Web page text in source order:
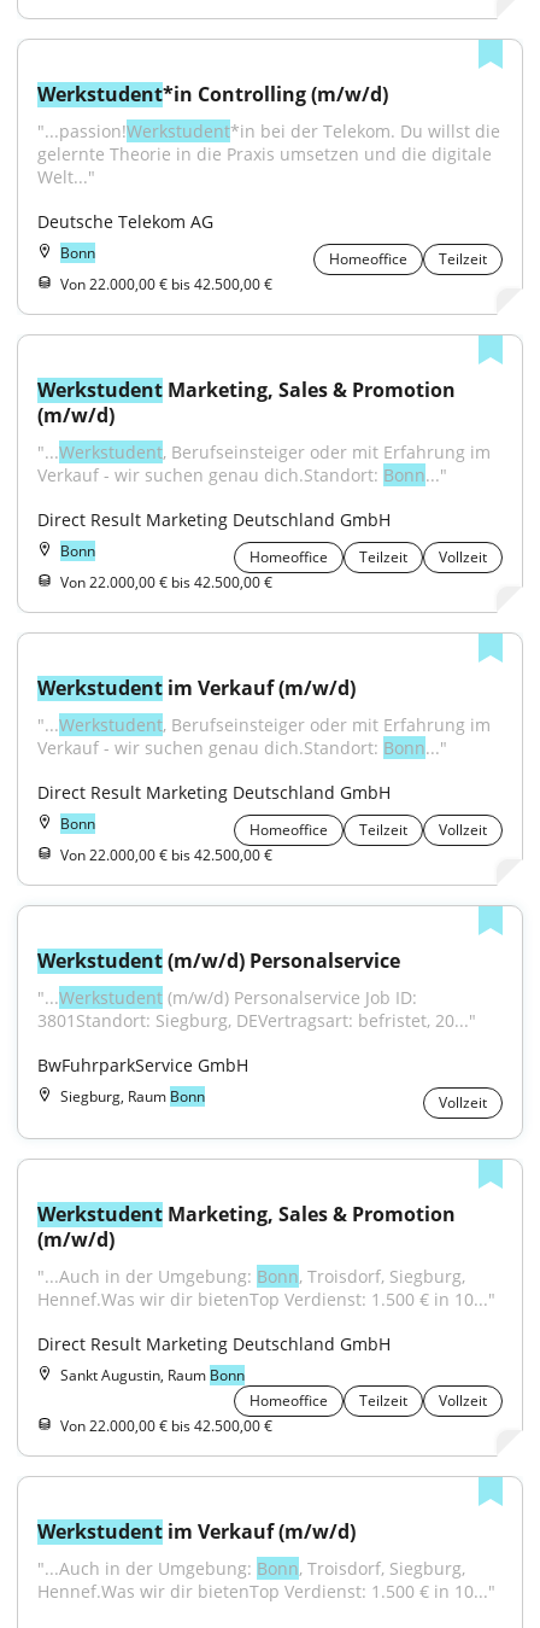
Werkstudent*in Controlling (m/w/d)
"...passion!Werkstudent*in bei der Telekom. Du willst die
gelernte Theorie in die Praxis umsetzen und die digitale
Welt..."
Deutsche Telekom AG
Bonn Homeoffice
Teilzeit
Von 22.000,00 € bis 42.500,00 €
Werkstudent Marketing, Sales & Promotion
(m/w/d)
"...Werkstudent, Berufseinsteiger oder mit Erfahrung im
Verkauf - wir suchen genau dich.Standort: Bonn..."
Direct Result Marketing Deutschland GmbH
Bonn Homeoffice Teilzeit
Vollzeit
Von 22.000,00 € bis 42.500,00 €
Werkstudent im Verkauf (m/w/d)
"...Werkstudent, Berufseinsteiger oder mit Erfahrung im
Verkauf - wir suchen genau dich.Standort: Bonn..."
Direct Result Marketing Deutschland GmbH
Bonn Homeoffice Teilzeit
Vollzeit
Von 22.000,00 € bis 42.500,00 €
Werkstudent (m/w/d) Personalservice
"...Werkstudent (m/w/d) Personalservice Job ID:
3801Standort: Siegburg, DEVertragsart: befristet, 20..."
BwFuhrparkService GmbH
Siegburg, Raum Bonn Vollzeit
Werkstudent Marketing, Sales & Promotion
(m/w/d)
"...Auch in der Umgebung: Bonn, Troisdorf, Siegburg,
Hennef.Was wir dir bietenTop Verdienst: 1.500 € in 10..."
Direct Result Marketing Deutschland GmbH
Sankt Augustin, Raum Bonn
Homeoffice
Teilzeit
Vollzeit
Von 22.000,00 € bis 42.500,00 €
Werkstudent im Verkauf (m/w/d)
"...Auch in der Umgebung: Bonn, Troisdorf, Siegburg,
Hennef.Was wir dir bietenTop Verdienst: 1.500 € in 10..."